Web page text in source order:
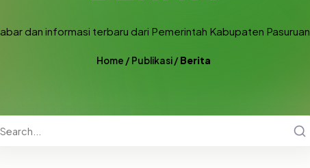
dan informasi terbaru dari Pemerintah Kabupaten Pasuruan.
Home /Publikasi/Berita